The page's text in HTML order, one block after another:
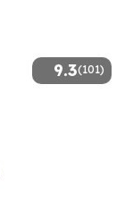
9.3(101)